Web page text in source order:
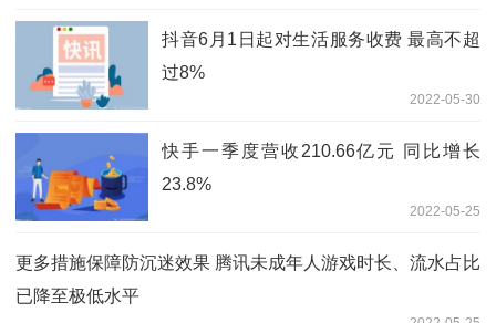
抖音6月1日起对生活服务收费 最高不超
过8%
2022-05-30
快手一季度营收210.66亿元 同比增长
23.8%
2022-05-25
更多措施保障防沉迷效果 腾讯未成年人游戏时长、流水占比
已降至极低水平